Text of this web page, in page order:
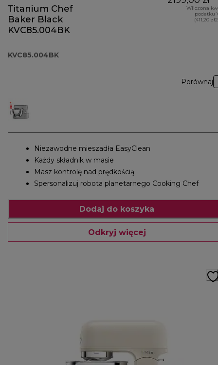
Titanium Chef
Baker Black
KVC85.004BK
KVC85.004BK
Wliczona
podatku
(411,20
Porównaj
Niezawodne mieszadła EasyClean
Każdy składnik w masie
Masz kontrolę nad prędkością
Spersonalizuj robota planetarnego Cooking Chef
Dodaj do koszyka
Odkryj więcej